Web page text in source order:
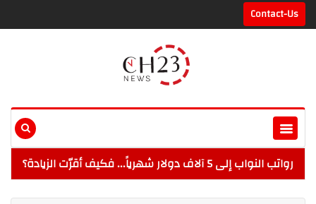
Contact-Us
رواتب النواب إلى 5 آلاف دولار شهرياً... فكيف أقرّت الزيادة؟